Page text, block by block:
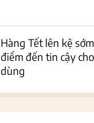
Hàng Tết lên kệ
điểm đến tin cậy
dùng